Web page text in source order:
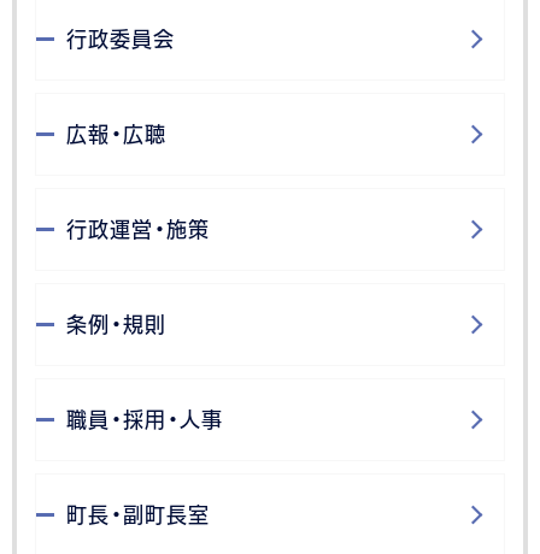
行政委員会
広報・広聴
行政運営・施策
条例・規則
職員・採用・人事
町長・副町長室